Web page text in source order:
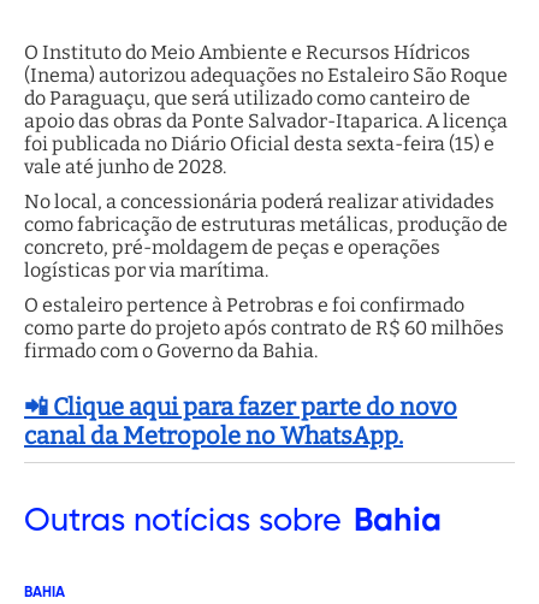
O Instituto do Meio Ambiente e Recursos Hídricos
(Inema) autorizou adequações no Estaleiro São Roque
do Paraguaçu, que será utilizado como canteiro de
apoio das obras da Ponte Salvador-Itaparica. A licença
foi publicada no Diário Oficial desta sexta-feira (15) e
vale até junho de 2028.
No local, a concessionária poderá realizar atividades
como fabricação de estruturas metálicas, produção de
concreto, pré-moldagem de peças e operações
logísticas por via marítima.
O estaleiro pertence à Petrobras e foi confirmado
como parte do projeto após contrato de R$ 60 milhões
firmado com o Governo da Bahia.
📲 Clique aqui para fazer parte do novo
canal da Metropole no WhatsApp.
Outras notícias sobre Bahia
BAHIA